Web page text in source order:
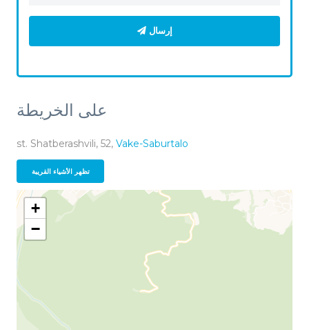
إرسال
على الخريطة
st. Shatberashvili, 52, Vake-Saburtalo
تظهر الأشياء القريبة
+
−